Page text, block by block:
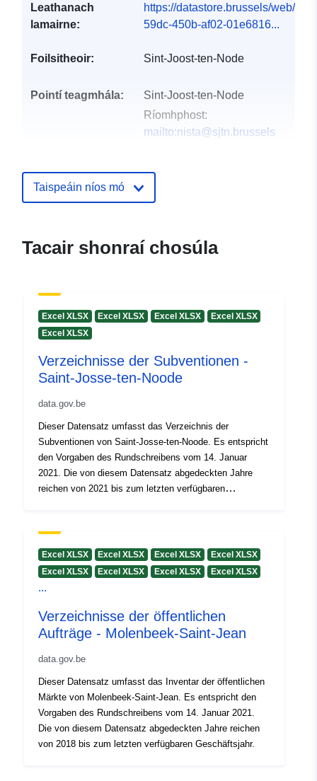
Leathanach
lamairne:
https://datastore.brussels/web/
59dc-450b-af02-01e6816...
Foilsitheoir: Sint-Joost-ten-Node
Pointí teagmhála:
Sint-Joost-ten-Node
Ríomhphost:
mailto:nista@sjtn.brussels
2026
Nuashonraithe ar data.europa.eu:
50.86 ] ]
Aitheantóirí:
1c6c866e-59dc-450b-af02-
01e68160c683
Cearta Rochtana: public
Taispeáin níos mó
Tacair shonraí chosúla
Excel XLSX Excel XLSX Excel XLSX
Excel XLSX
Excel XLSX
Verzeichnisse der Subventionen -
Saint-Josse-ten-Noode
data.gov.be
Dieser Datensatz umfasst das Verzeichnis der
Subventionen von Saint-Josse-ten-Noode. Es entspricht
den Vorgaben des Rundschreibens vom 14. Januar
2021. Die von diesem Datensatz abgedeckten Jahre
reichen von 2021 bis zum letzten verfügbaren
Excel XLSX Excel XLSX Excel XLSX
Excel XLSX
Excel XLSX
Excel XLSX Excel XLSX Excel XLSX
...
Verzeichnisse der öffentlichen
Aufträge - Molenbeek-Saint-Jean
data.gov.be
Dieser Datensatz umfasst das Inventar der öffentlichen
Märkte von Molenbeek-Saint-Jean. Es entspricht den
Vorgaben des Rundschreibens vom 14. Januar 2021.
Die von diesem Datensatz abgedeckten Jahre reichen
von 2018 bis zum letzten verfügbaren Geschäftsjahr.